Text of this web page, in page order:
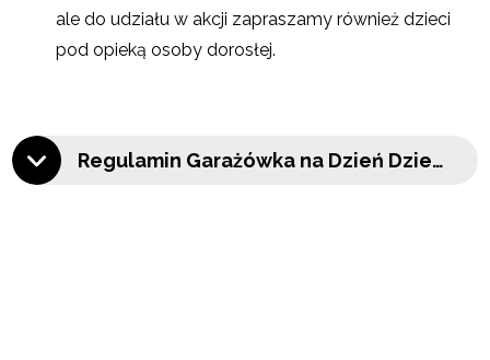
ale do udziału w akcji zapraszamy również dzieci
pod opieką osoby dorosłej.
Regulamin Garażówka na Dzień Dziecka 2026